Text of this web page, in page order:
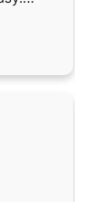
к
даже